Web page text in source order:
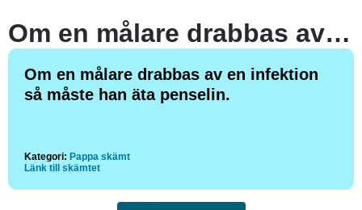
Om en målare drabbas av en infektion så måste han äta penselin.
Om en målare drabbas av en infektion
så måste han äta penselin.
Kategori: Pappa skämt
Länk till skämtet